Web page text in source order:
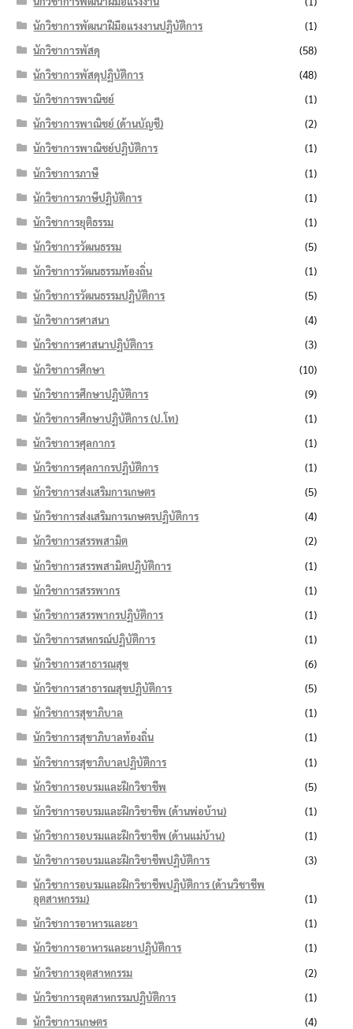
นักวิชาการพัฒนาฝีมือแรงงานปฏิบัติการ
(1)
นักวิชาการพัสดุ
(58)
นักวิชาการพัสดุปฏิบัติการ
(48)
นักวิชาการพาณิชย์
(1)
นักวิชาการพาณิชย์ (ด้านบัญชี)
(2)
นักวิชาการพาณิชย์ปฏิบัติการ
(1)
นักวิชาการภาษี
(1)
นักวิชาการภาษีปฏิบัติการ
(1)
นักวิชาการยุติธรรม
(1)
นักวิชาการวัฒนธรรม
(5)
นักวิชาการวัฒนธรรมท้องถิ่น
(1)
นักวิชาการวัฒนธรรมปฏิบัติการ
(5)
นักวิชาการศาสนา
(4)
นักวิชาการศาสนาปฏิบัติการ
(3)
นักวิชาการศึกษา
(10)
นักวิชาการศึกษาปฏิบัติการ
(9)
นักวิชาการศึกษาปฏิบัติการ (ป.โท)
(1)
นักวิชาการศุลกากร
(1)
นักวิชาการศุลกากรปฏิบัติการ
(1)
นักวิชาการส่งเสริมการเกษตร
(5)
นักวิชาการส่งเสริมการเกษตรปฏิบัติการ
(4)
นักวิชาการสรรพสามิต
(2)
นักวิชาการสรรพสามิตปฏิบัติการ
(1)
นักวิชาการสรรพากร
(1)
นักวิชาการสรรพากรปฏิบัติการ
(1)
นักวิชาการสหกรณ์ปฏิบัติการ
(1)
นักวิชาการสาธารณสุข
(6)
นักวิชาการสาธารณสุขปฏิบัติการ
(5)
นักวิชาการสุขาภิบาล
(1)
นักวิชาการสุขาภิบาลท้องถิ่น
(1)
นักวิชาการสุขาภิบาลปฏิบัติการ
(1)
นักวิชาการอบรมและฝึกวิชาชีพ
(5)
นักวิชาการอบรมและฝึกวิชาชีพ (ด้านพ่อบ้าน)
(1)
นักวิชาการอบรมและฝึกวิชาชีพ (ด้านแม่บ้าน)
(1)
นักวิชาการอบรมและฝึกวิชาชีพปฏิบัติการ
(3)
นักวิชาการอบรมและฝึกวิชาชีพปฏิบัติการ (ด้านวิชาชีพ
อุตสาหกรรม)
(1)
นักวิชาการอาหารและยา
(1)
นักวิชาการอาหารและยาปฏิบัติการ
(1)
นักวิชาการอุตสาหกรรม
(2)
นักวิชาการอุตสาหกรรมปฏิบัติการ
(1)
นักวิชาการเกษตร
(4)